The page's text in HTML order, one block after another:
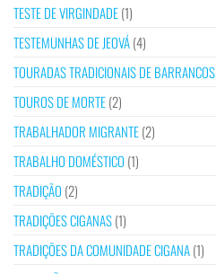
TESTE DE VIRGINDADE(1)
TESTEMUNHAS DE JEOVÁ(4)
TOURADAS TRADICIONAIS DE BARRANCOS
TOUROS DE MORTE(2)
TRABALHADOR MIGRANTE(2)
TRABALHO DOMÉSTICO (1)
TRADIÇÃO (2)
TRADIÇÕES CIGANAS(1)
TRADIÇÕES DA COMUNIDADE CIGANA(1)